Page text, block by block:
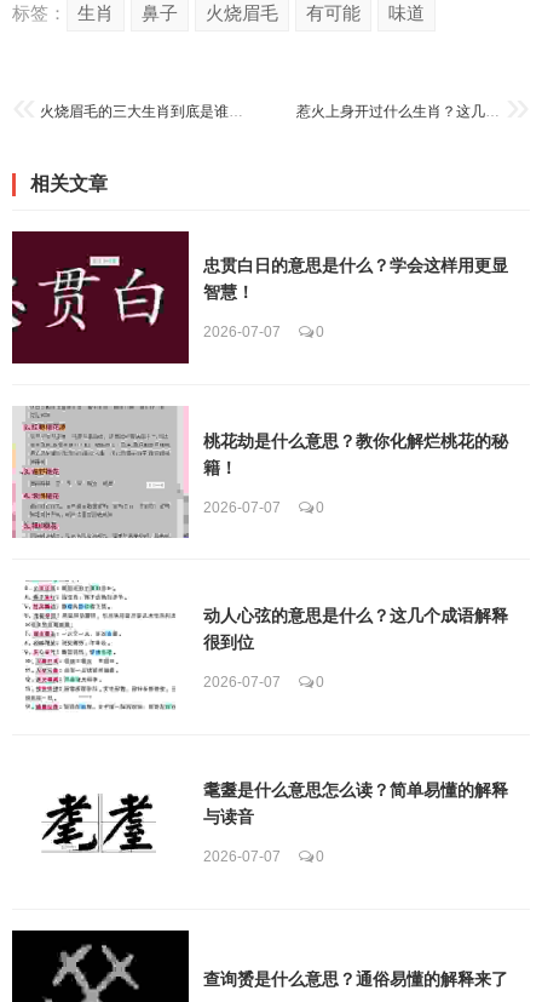
标签： 生肖 鼻子 火烧眉毛 有可能 味道
相关文章
忠贯白日的意思是什么？学会这样用更显
智慧！
2026-07-07 0
桃花劫是什么意思？教你化解烂桃花的秘
籍！
2026-07-07 0
动人心弦的意思是什么？这几个成语解释
很到位
2026-07-07 0
耄耋是什么意思怎么读？简单易懂的解释
与读音
2026-07-07 0
查询赟是什么意思？通俗易懂的解释来了